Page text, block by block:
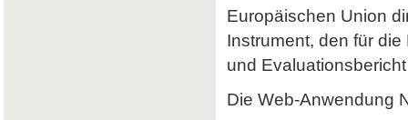
Europäischen Union
Instrument, den für
und
Die Web-Anwendung